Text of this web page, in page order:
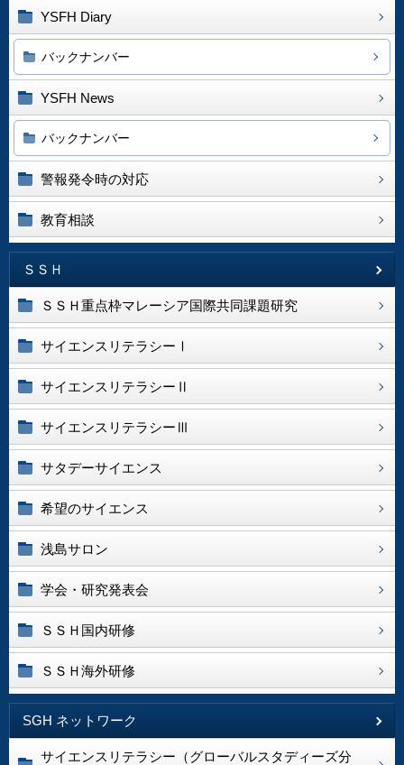
YSFH Diary
バックナンバー
YSFH News
バックナンバー
警報発令時の対応
教育相談
ＳＳＨ
ＳＳＨ重点枠マレーシア国際共同課題研究
サイエンスリテラシーⅠ
サイエンスリテラシーⅡ
サイエンスリテラシーⅢ
サタデーサイエンス
希望のサイエンス
浅島サロン
学会・研究発表会
ＳＳＨ国内研修
ＳＳＨ海外研修
SGH ネットワーク
サイエンスリテラシー（グローバルスタディーズ分